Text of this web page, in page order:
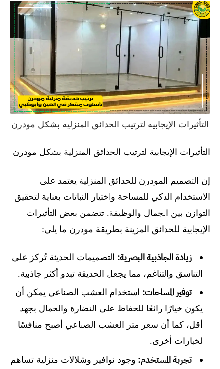
التأثيرات الإيجابية لترتيب الحدائق المنزلية بشكل مودرن
التأثيرات الإيجابية لترتيب الحدائق المنزلية بشكل مودرن
إن التصميم المودرن للحدائق المنزلية يعتمد على
الاستخدام الذكي للمساحة واختيار النباتات بعناية لتحقيق
التوازن بين الجمال والوظيفة. تتضمن بعض التأثيرات
الإيجابية للحدائق المزينة بطريقة مودرن ما يلي:
زيادة الجاذبية البصرية: التصميمات الحديثة تُركز على
التناسق والتناغم، مما يجعل الحديقة تبدو أكثر جاذبية.
توفير المساحات: استخدام العشب الصناعي يمكن أن
يكون خيارًا رائعًا للحفاظ على النضارة والجمال بجهد
أقل، كما أن سعر متر العشب الصناعي أصبح منافسًا
لخيارات أخرى.
تجربة المستخدم: وجود نوافير وشلالات منزلية تساهم